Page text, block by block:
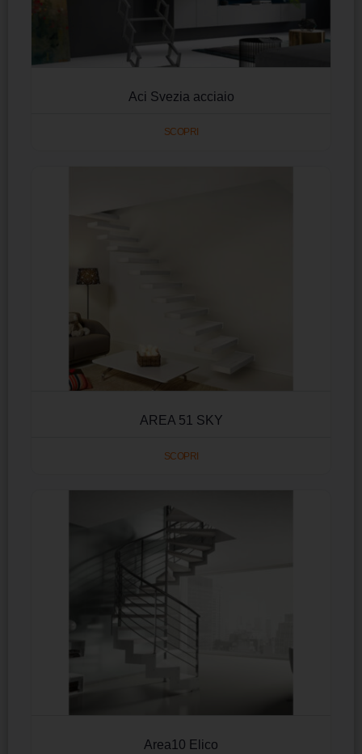
Aci Svezia acciaio
SCOPRI
AREA 51 SKY
SCOPRI
Area10 Elico